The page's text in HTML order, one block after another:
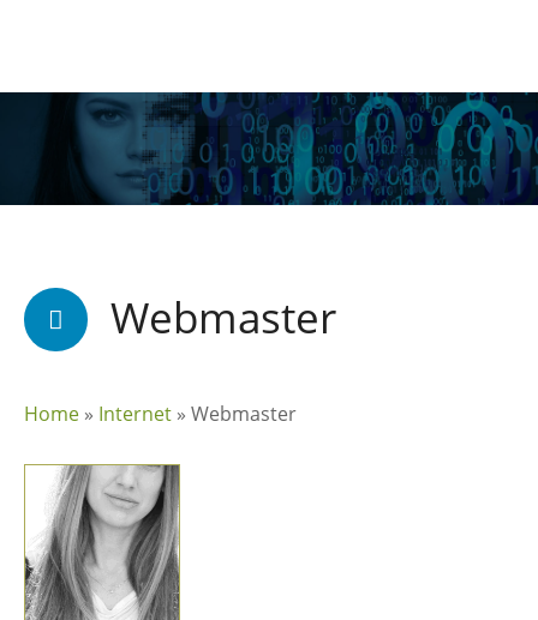
Webmaster
Home » Internet » Webmaster